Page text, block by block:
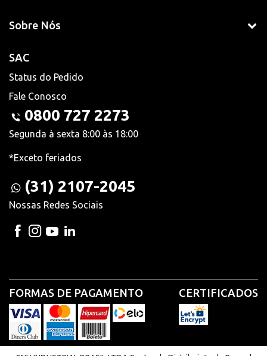
Sobre Nós
SAC
Status do Pedido
Fale Conosco
0800 727 2273
Segunda à sexta 8:00 às 18:00
*Exceto feriados
(31) 2107-2045
Nossas Redes Sociais
FORMAS DE PAGAMENTO CERTIFICADOS